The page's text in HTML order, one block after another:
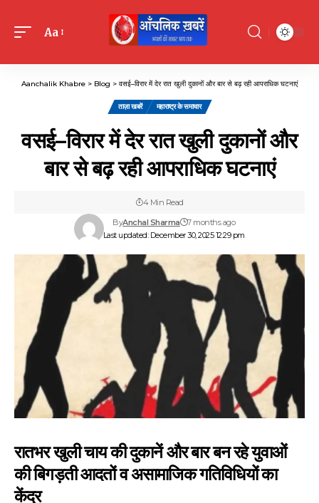
Font
Aa
Aanchalik Khabre > Blog > वसई–विरार में देर रात खुली दुकानों और बार से बढ़ रही आपराधिक घटनाएं
ताज़ा खबरें महाराष्ट्र के समाचार
वसई–विरार में देर रात खुली दुकानों और
बार से बढ़ रही आपराधिक घटनाएं
Last updated: December 30, 2025 12:29 pm
ByAnchal Sharma 7 months ago
4 Min Read
रातभर खुली चाय की दुकानें और बार बन रहे युवाओं
की बिगड़ती आदतों व असामाजिक गतिविधियों का
केंद्र